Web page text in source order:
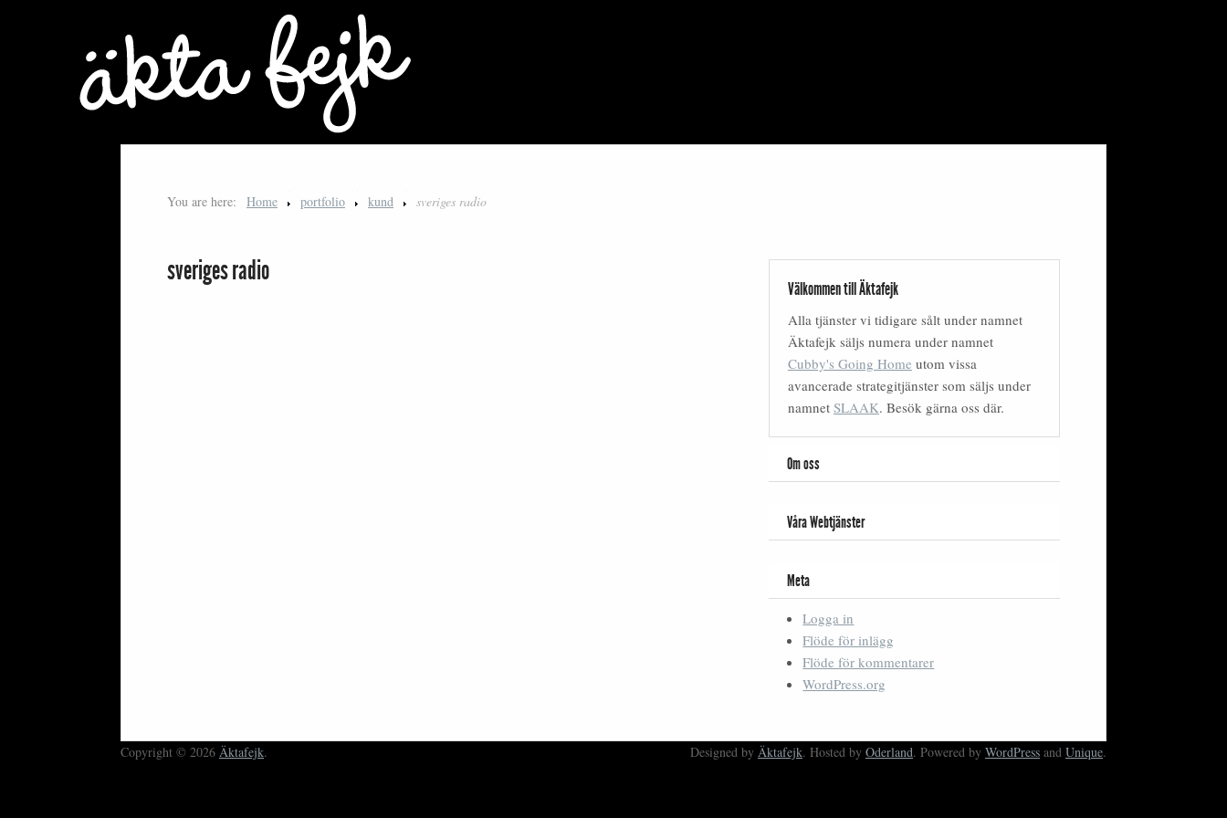
You are here: Home portfolio kund sveriges radio
sveriges radio
Välkommen till Äktafejk
Alla tjänster vi tidigare sålt under namnet
Äktafejk säljs numera under namnet
Cubby's Going Home utom vissa
avancerade strategitjänster som säljs under
namnet SLAAK. Besök gärna oss där.
Om oss
Våra Webtjänster
Meta
Logga in
Flöde för inlägg
Flöde för kommentarer
WordPress.org
Copyright © 2026 Äktafejk. Designed by Äktafejk. Hosted by Oderland. Powered by WordPress and Unique.